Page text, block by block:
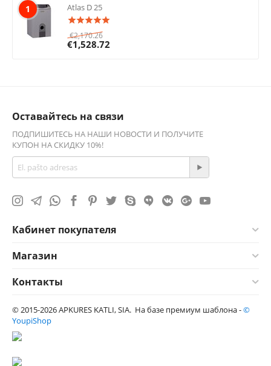
1 Atlas D 25
€2,170.26
€1,528.72
Оставайтесь на связи
ПОДПИШИТЕСЬ НА НАШИ НОВОСТИ И ПОЛУЧИТЕ
КУПОН НА СКИДКУ 10%!
Кабинет покупателя
Магазин
Контакты
© 2015-2026 APKURES KATLI, SIA. На базе премиум шаблона -©
YoupiShop